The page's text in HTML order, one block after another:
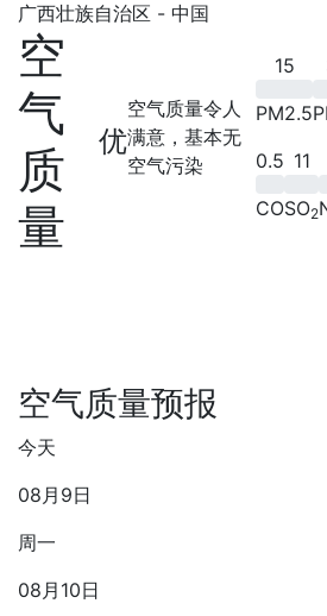
广西壮族自治区 - 中国
空
气
质
量
优
空气质量令人
满意，基本无
空气污染
15
PM2.5
0.5
CO
11
SO2
空气质量预报
今天
08月9日
周一
08月10日